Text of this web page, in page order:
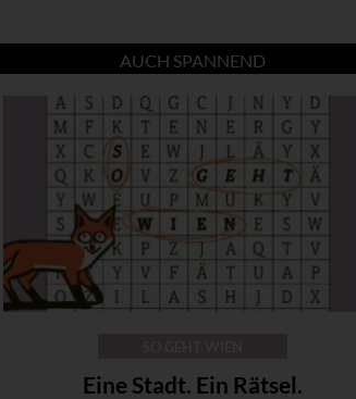
AUCH SPANNEND
Eine Stadt. Ein Rätsel.